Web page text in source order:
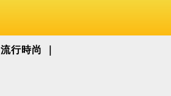
流行時尚